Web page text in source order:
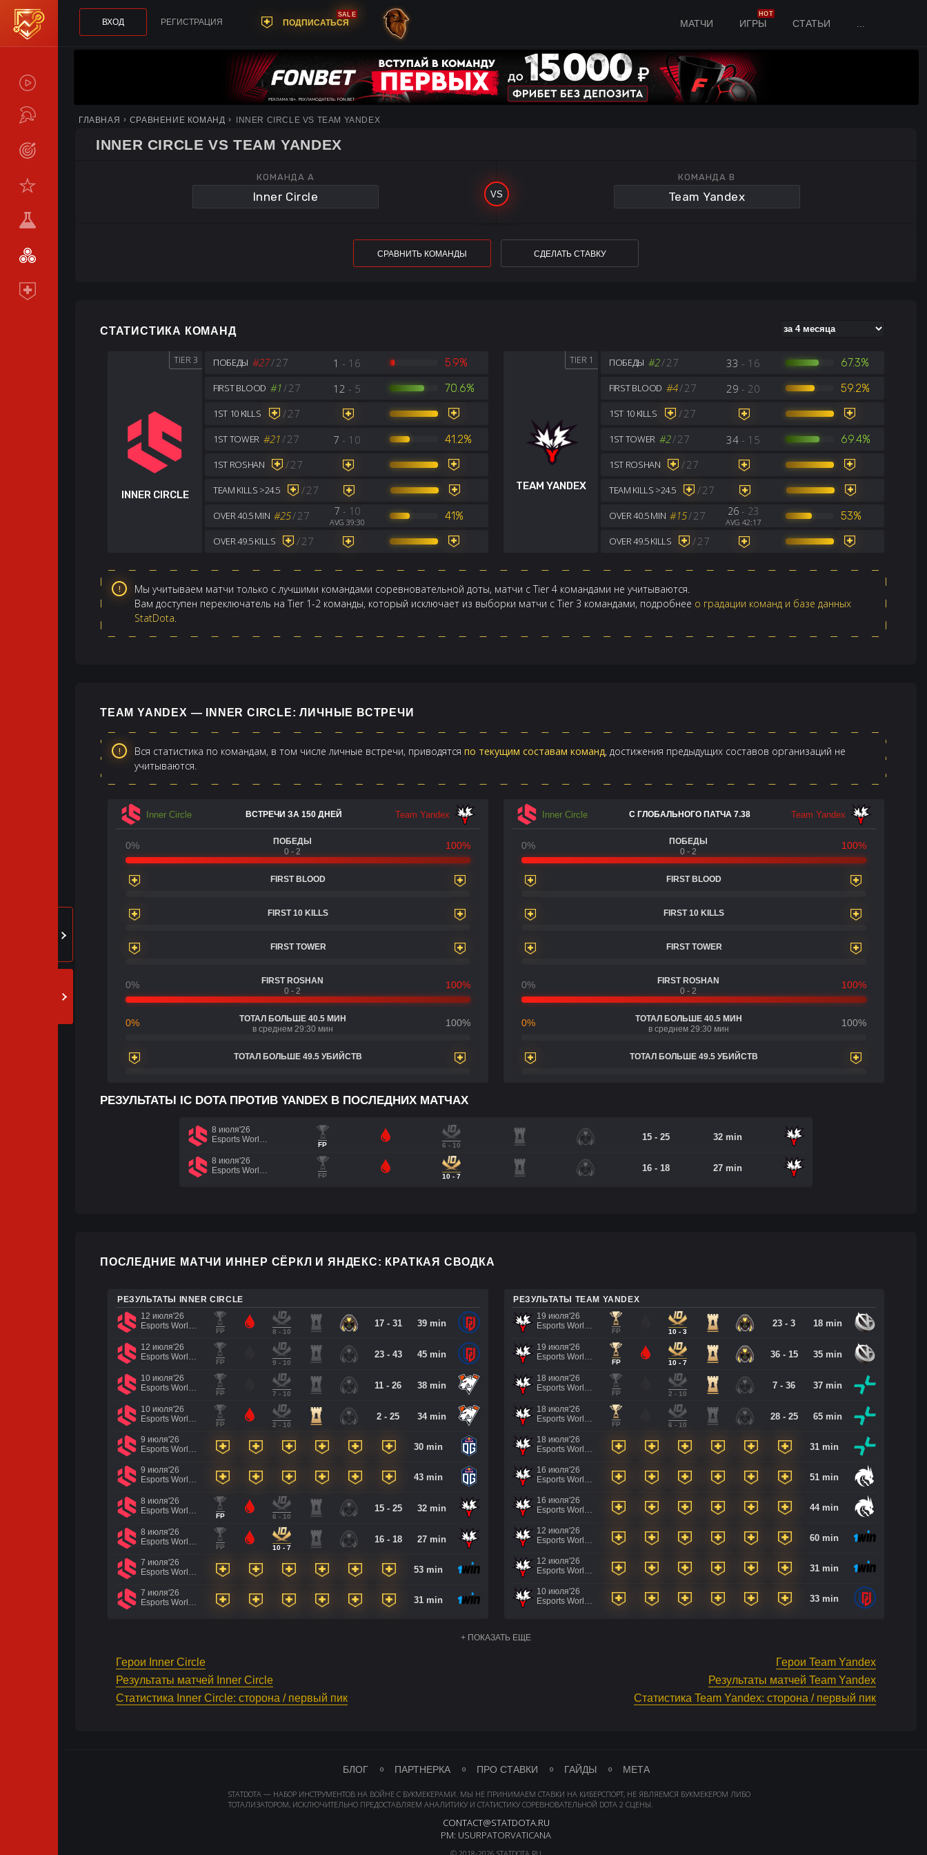
ТУРНИРЫ
КОМАНДЫ
ВХОД РЕГИСТРАЦИЯ ПОДПИСАТЬСЯ
SALE
МАТЧИ ИГРЫ
HOT
СТАТЬИ
ГЛАВНАЯ СРАВНЕНИЕ КОМАНД INNER CIRCLE VS TEAM YANDEX
INNER CIRCLE VS TEAM YANDEX
КОМАНДА A КОМАНДА B
СРАВНИТЬ КОМАНДЫ СДЕЛАТЬ СТАВКУ
СТАТИСТИКА КОМАНД
INNER CIRCLE
TIER 3 ПОБЕДЫ #27/27 1 - 16 5.9%
FIRST BLOOD #1 /27 12 - 5 70.6%
1ST 10 KILLS /27
1ST TOWER #21 /27 7 - 10 41.2%
1ST ROSHAN /27
TEAM KILLS >24.5 /27
OVER 40.5 MIN #25/27 7 - 10
AVG 39:30 41%
OVER 49.5 KILLS /27
TEAM YANDEX
TIER 1 ПОБЕДЫ #2/27 33 - 16 67.3%
FIRST BLOOD #4/27 29 - 20 59.2%
1ST 10 KILLS /27
1ST TOWER #2/27 34- 15 69.4%
1ST ROSHAN /27
TEAM KILLS >24.5 /27
OVER 40.5 MIN #15/27 26- 23
AVG 42:17 53%
OVER 49.5 KILLS /27
Мы учитываем матчи только с лучшими командами соревновательной доты, матчи с Tier 4 командами не учитываются.
Вам доступен переключатель на Tier 1-2 команды, который исключает из выборки матчи с Tier 3 командами, подробнее о градации команд и базе данных
StatDota.
TEAM YANDEX — INNER CIRCLE: ЛИЧНЫЕ ВСТРЕЧИ
Вся статистика по командам, в том числе личные встречи, приводятся по текущим составам команд, достижения предыдущих составов организаций не
учитываются.
Inner Circle ВСТРЕЧИ ЗА 150 ДНЕЙ Team Yandex
0%
ПОБЕДЫ
0 - 2
100%
FIRST BLOOD
FIRST 10 KILLS
FIRST TOWER
0%
FIRST ROSHAN
0 - 2
100%
0%
ТОТАЛ БОЛЬШЕ 40.5 МИН
в среднем 29:30 мин
100%
ТОТАЛ БОЛЬШЕ 49.5 УБИЙСТВ
Inner Circle С ГЛОБАЛЬНОГО ПАТЧА 7.38 Team Yandex
0%
ПОБЕДЫ
0 - 2
100%
FIRST BLOOD
FIRST 10 KILLS
FIRST TOWER
0%
FIRST ROSHAN
0 - 2
100%
0%
ТОТАЛ БОЛЬШЕ 40.5 МИН
в среднем 29:30 мин
100%
ТОТАЛ БОЛЬШЕ 49.5 УБИЙСТВ
РЕЗУЛЬТАТЫ IC DOTA ПРОТИВ YANDEX В ПОСЛЕДНИХ МАТЧАХ
8 июля'26
FP 6 - 10
15 - 25 32 min
8 июля'26
FP 10 - 7
16 - 18 27 min
ПОСЛЕДНИЕ МАТЧИ ИННЕР СЁРКЛ И ЯНДЕКС: КРАТКАЯ СВОДКА
РЕЗУЛЬТАТЫ INNER CIRCLE
12 июля'26
FP 8 - 10
17 - 31 39 min
12 июля'26
FP 9 - 10
23 - 43 45 min
10 июля'26
FP 7 - 10
11 - 26 38 min
10 июля'26
FP 2 - 10
2 - 25 34 min
9 июля'26
Esports World Cup 2026
30 min
9 июля'26
Esports World Cup 2026
43 min
8 июля'26
FP 6 - 10
15 - 25 32 min
8 июля'26
FP 10 - 7
16 - 18 27 min
7 июля'26
Esports World Cup 2026
53 min
7 июля'26
Esports World Cup 2026
31 min
РЕЗУЛЬТАТЫ TEAM YANDEX
19 июля'26
FP 10 - 3
23 - 3 18 min
19 июля'26
FP 10 - 7
36 - 15 35 min
18 июля'26
FP 2 - 10
7 - 36 37 min
18 июля'26
FP 6 - 10
28 - 25 65 min
18 июля'26
Esports World Cup 2026
31 min
16 июля'26
Esports World Cup 2026
51 min
16 июля'26
Esports World Cup 2026
44 min
12 июля'26
Esports World Cup 2026
60 min
12 июля'26
Esports World Cup 2026
31 min
10 июля'26
Esports World Cup 2026
33 min
+ ПОКАЗАТЬ ЕЩЕ
Герои Inner Circle
Результаты матчей Inner Circle
Статистика Inner Circle: сторона / первый пик
Герои Team Yandex
Результаты матчей Team Yandex
Статистика Team Yandex: сторона / первый пик
БЛОГ ПАРТНЕРКА ПРО СТАВКИ ГАЙДЫ МЕТА
STATDOTA — НАБОР ИНСТРУМЕНТОВ НА ВОЙНЕ С БУКМЕКЕРАМИ. МЫ НЕ ПРИНИМАЕМ СТАВКИ НА КИБЕРСПОРТ, НЕ ЯВЛЯЕМСЯ БУКМЕКЕРОМ ЛИБО
ТОТАЛИЗАТОРОМ, ИСКЛЮЧИТЕЛЬНО ПРЕДОСТАВЛЯЕМ АНАЛИТИКУ И СТАТИСТИКУ СОРЕВНОВАТЕЛЬНОЙ DOTA 2 СЦЕНЫ.
CONTACT@STATDOTA.RU
PM: USURPATORVATICANA